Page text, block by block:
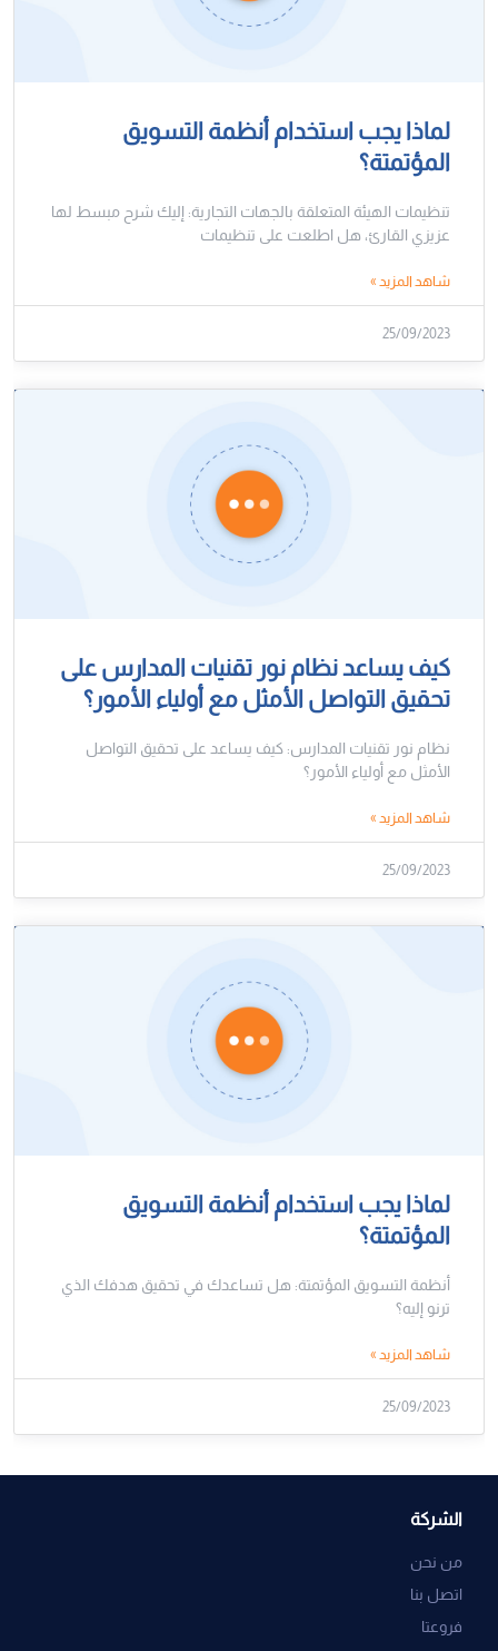
لماذا يجب استخدام أنظمة التسويق
المؤتمتة؟
تنظيمات الهيئة المتعلقة بالجهات التجارية: إليك شرح مبسط لها
عزيزي القارئ، هل اطلعت على تنظيمات
شاهد المزيد »
25/09/2023
كيف يساعد نظام نور تقنيات المدارس على
تحقيق التواصل الأمثل مع أولياء الأمور؟
نظام نور تقنيات المدارس: كيف يساعد على تحقيق التواصل
الأمثل مع أولياء الأمور؟
شاهد المزيد »
25/09/2023
لماذا يجب استخدام أنظمة التسويق
المؤتمتة؟
أنظمة التسويق المؤتمتة: هل تساعدك في تحقيق هدفك الذي
ترنو إليه؟
شاهد المزيد »
25/09/2023
الشركة
من نحن
اتصل بنا
فروعتا